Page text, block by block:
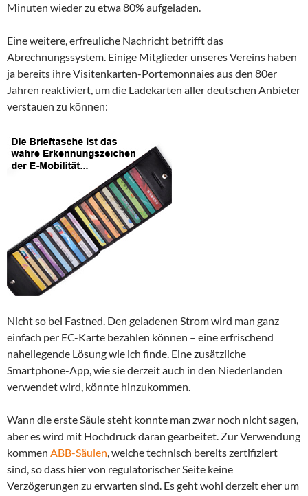
Minuten wieder zu etwa 80% aufgeladen.
Eine weitere, erfreuliche Nachricht betrifft das
Abrechnungssystem. Einige Mitglieder unseres Vereins haben
ja bereits ihre Visitenkarten-Portemonnaies aus den 80er
Jahren reaktiviert, um die Ladekarten aller deutschen Anbieter
verstauen zu können:
Nicht so bei Fastned. Den geladenen Strom wird man ganz
einfach per EC-Karte bezahlen können – eine erfrischend
naheliegende Lösung wie ich finde. Eine zusätzliche
Smartphone-App, wie sie derzeit auch in den Niederlanden
verwendet wird, könnte hinzukommen.
Wann die erste Säule steht konnte man zwar noch nicht sagen,
aber es wird mit Hochdruck daran gearbeitet. Zur Verwendung
kommen ABB-Säulen, welche technisch bereits zertifiziert
sind, so dass hier von regulatorischer Seite keine
Verzögerungen zu erwarten sind. Es geht wohl derzeit eher um